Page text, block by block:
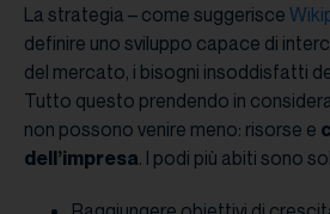
La strategia – come suggerisce
definire uno sviluppo capace di
del mercato, i bisogni insoddisfatti
Tutto questo prendendo in
non possono venire meno: risorse e
dell’impresa. I podi più abiti sono